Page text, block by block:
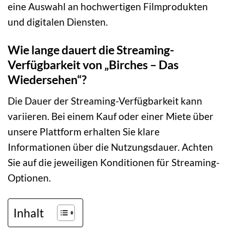
eine Auswahl an hochwertigen Filmprodukten
und digitalen Diensten.
Wie lange dauert die Streaming-
Verfügbarkeit von „Birches – Das
Wiedersehen“?
Die Dauer der Streaming-Verfügbarkeit kann
variieren. Bei einem Kauf oder einer Miete über
unsere Plattform erhalten Sie klare
Informationen über die Nutzungsdauer. Achten
Sie auf die jeweiligen Konditionen für Streaming-
Optionen.
Inhalt